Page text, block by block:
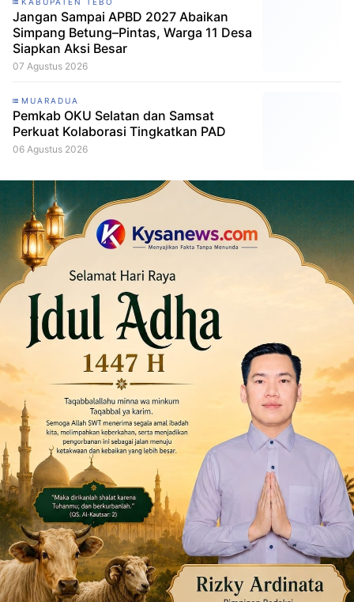
Jangan Sampai APBD 2027 Abaikan
Simpang Betung–Pintas, Warga 11 Desa
Siapkan Aksi Besar
07 Agustus 2026
MUARADUA
Pemkab OKU Selatan dan Samsat
Perkuat Kolaborasi Tingkatkan PAD
06 Agustus 2026